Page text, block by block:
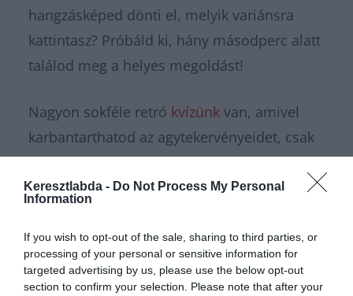
Keresztlabda - Do Not Process My Personal
Information
If you wish to opt-out of the sale, sharing to third parties, or
processing of your personal or sensitive information for
targeted advertising by us, please use the below opt-out
section to confirm your selection. Please note that after your
hangzásképed dönti el, melyik variánsra
kattintasz? Próbáld ki, hány másodperc alatt
találod meg a helyes megoldást!
Nagyon sokféle retró kvízünk van, amivel
karbantarthatod az agytekervényeidet, csak
nézz körül nálunk éstovábbi érdekes
napi játékokat találhatsz.